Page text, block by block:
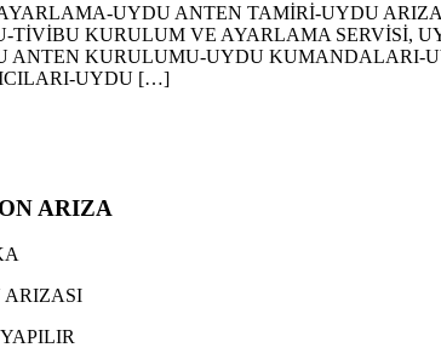
UYDU ANTEN TAMİRİ-UYDU
KURULUM VE AYARLAMA SERVİSİ,
KURULUMU-UYDU KUMANDALARI-
UYDU […]
ARIZA
ARIZASI